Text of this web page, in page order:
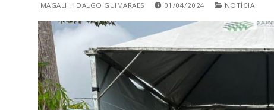
SENAR
SINDICATOS
IPAGRO
SISTEMAS
MAGALI HIDALGO GUIMARÃES 01/04/2024 NOTÍCIA